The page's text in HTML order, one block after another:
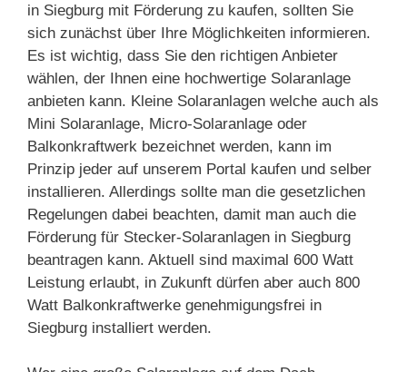
in Siegburg mit Förderung zu kaufen, sollten Sie
sich zunächst über Ihre Möglichkeiten informieren.
Es ist wichtig, dass Sie den richtigen Anbieter
wählen, der Ihnen eine hochwertige Solaranlage
anbieten kann. Kleine Solaranlagen welche auch als
Mini Solaranlage, Micro-Solaranlage oder
Balkonkraftwerk bezeichnet werden, kann im
Prinzip jeder auf unserem Portal kaufen und selber
installieren. Allerdings sollte man die gesetzlichen
Regelungen dabei beachten, damit man auch die
Förderung für Stecker-Solaranlagen in Siegburg
beantragen kann. Aktuell sind maximal 600 Watt
Leistung erlaubt, in Zukunft dürfen aber auch 800
Watt Balkonkraftwerke genehmigungsfrei in
Siegburg installiert werden.